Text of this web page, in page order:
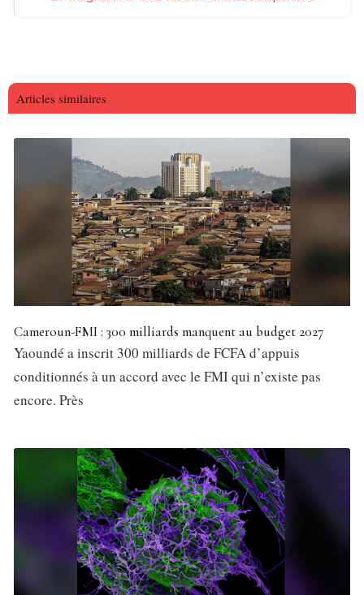
Articles similaires
Cameroun-FMI : 300 milliards manquent au budget 2027
Yaoundé a inscrit 300 milliards de FCFA d’appuis
conditionnés à un accord avec le FMI qui n’existe pas
encore. Près